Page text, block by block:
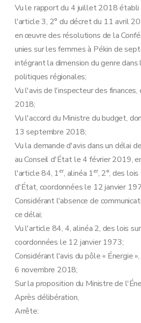
Vu le rapport du 4 juillet 2018 établi
l'article 3, 2° du décret du 11 avril
en œuvre des résolutions de la
unies sur les femmes à Pékin de
intégrant la dimension du genre
politiques régionales;
Vu l'avis de l'inspecteur des
2018;
Vu l'accord du Ministre du budget,
13 septembre 2018;
Vu la demande d'avis dans un délai
au Conseil d'État le 4 février 2019,
l'article 84, 1er, alinéa 1er, 2°, des
d'État, coordonnées le 12 janvier
Considérant l'absence de
ce délai;
Vu l'article 84, 4, alinéa 2, des lois
coordonnées le 12 janvier 1973;
Considérant l'avis du pôle « Énergie
6 novembre 2018;
Sur la proposition du Ministre de
Après délibération,
Arrête: